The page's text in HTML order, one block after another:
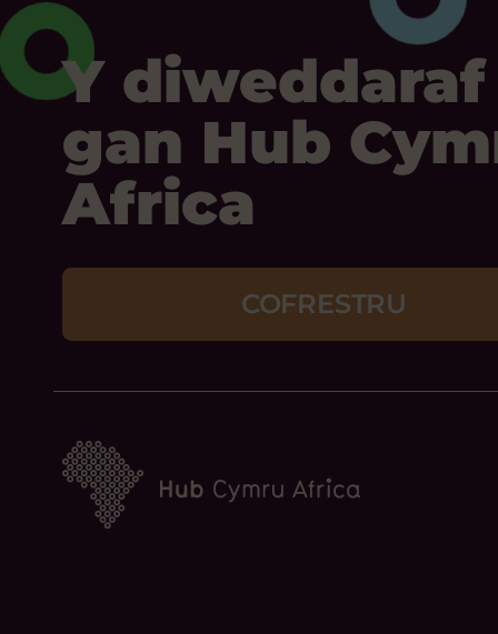
Y diweddaraf
gan Hub
Africa
COFRESTRU